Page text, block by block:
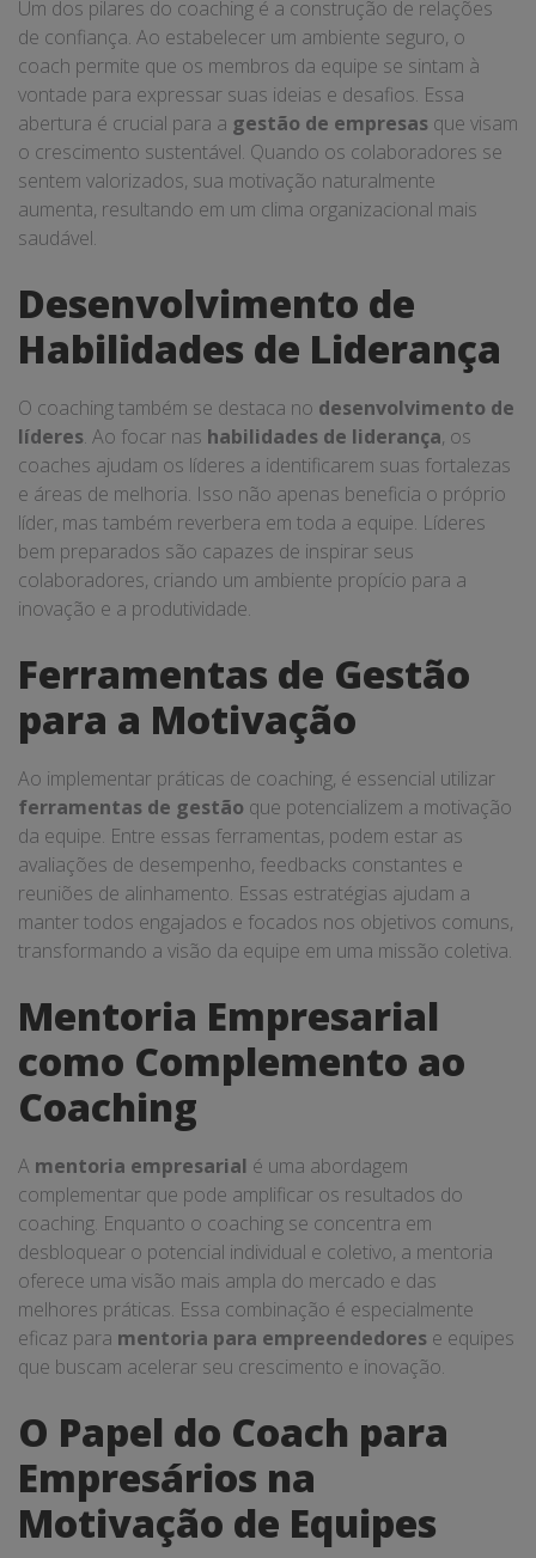
Um dos pilares do coaching é a construção de relações
de confiança. Ao estabelecer um ambiente seguro, o
coach permite que os membros da equipe se sintam à
vontade para expressar suas ideias e desafios. Essa
abertura é crucial para a gestão de empresas que visam
o crescimento sustentável. Quando os colaboradores se
sentem valorizados, sua motivação naturalmente
aumenta, resultando em um clima organizacional mais
saudável.
Desenvolvimento de
Habilidades de Liderança
O coaching também se destaca no desenvolvimento de
líderes. Ao focar nas habilidades de liderança, os
coaches ajudam os líderes a identificarem suas fortalezas
e áreas de melhoria. Isso não apenas beneficia o próprio
líder, mas também reverbera em toda a equipe. Líderes
bem preparados são capazes de inspirar seus
colaboradores, criando um ambiente propício para a
inovação e a produtividade.
Ferramentas de Gestão
para a Motivação
Ao implementar práticas de coaching, é essencial utilizar
ferramentas de gestão que potencializem a motivação
da equipe. Entre essas ferramentas, podem estar as
avaliações de desempenho, feedbacks constantes e
reuniões de alinhamento. Essas estratégias ajudam a
manter todos engajados e focados nos objetivos comuns,
transformando a visão da equipe em uma missão coletiva.
Mentoria Empresarial
como Complemento ao
Coaching
A mentoria empresarial é uma abordagem
complementar que pode amplificar os resultados do
coaching. Enquanto o coaching se concentra em
desbloquear o potencial individual e coletivo, a mentoria
oferece uma visão mais ampla do mercado e das
melhores práticas. Essa combinação é especialmente
eficaz para mentoria para empreendedores e equipes
que buscam acelerar seu crescimento e inovação.
O Papel do Coach para
Empresários na
Motivação de Equipes